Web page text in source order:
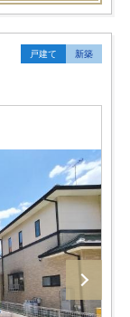
戸建て 新築